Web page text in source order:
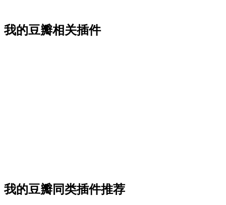
我的豆瓣相关插件
我的豆瓣同类插件推荐